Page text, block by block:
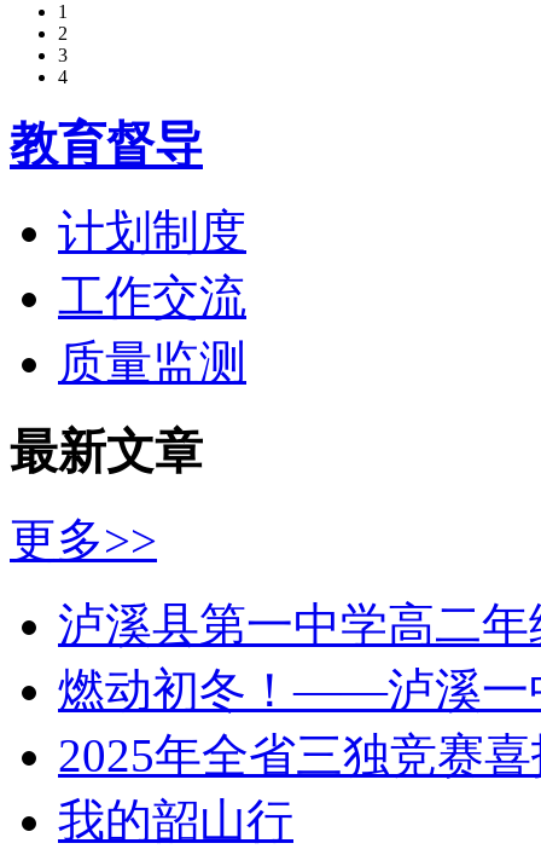
1
2
3
4
教育督导
计划制度
工作交流
质量监测
最新文章
更多>>
泸溪县第一中学高二
燃动初冬！——泸溪
2025年全省三独竞赛
我的韶山行